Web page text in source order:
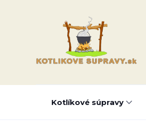
Kotlíkové súpravy